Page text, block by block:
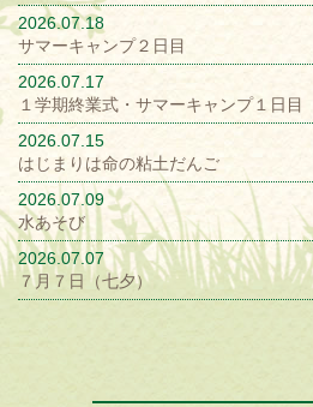
2026.07.18
サマーキャンプ２日目
2026.07.17
１学期終業式・サマーキャンプ１日目
2026.07.15
はじまりは命の粘土だんご
2026.07.09
水あそび
2026.07.07
７月７日（七夕）